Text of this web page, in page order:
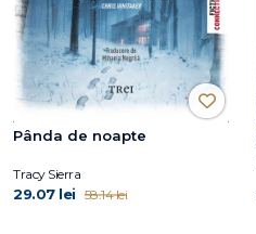
Pânda de noapte
Tracy Sierra
29.07 lei 58.14 lei